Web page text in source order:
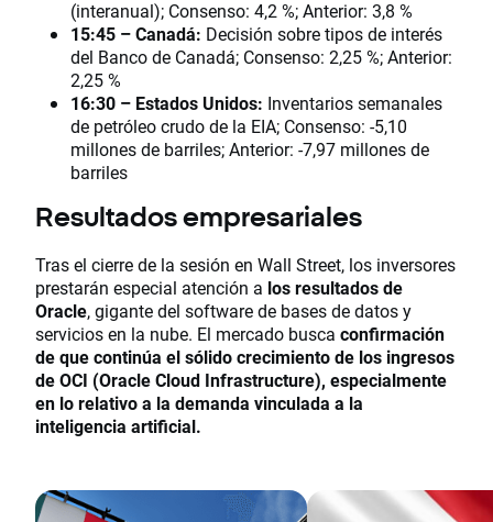
(interanual); Consenso: 4,2 %; Anterior: 3,8 %
15:45 – Canadá: Decisión sobre tipos de interés
del Banco de Canadá; Consenso: 2,25 %; Anterior:
2,25 %
16:30 – Estados Unidos: Inventarios semanales
de petróleo crudo de la EIA; Consenso: -5,10
millones de barriles; Anterior: -7,97 millones de
barriles
Resultados empresariales
Tras el cierre de la sesión en Wall Street, los inversores
prestarán especial atención a los resultados de
Oracle, gigante del software de bases de datos y
servicios en la nube. El mercado busca confirmación
de que continúa el sólido crecimiento de los ingresos
de OCI (Oracle Cloud Infrastructure), especialmente
en lo relativo a la demanda vinculada a la
inteligencia artificial.